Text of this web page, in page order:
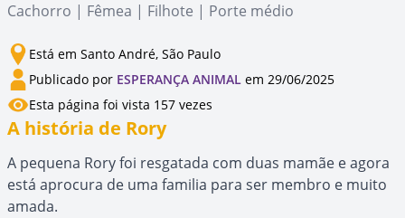
Cachorro | Fêmea | Filhote | Porte médio
Está em Santo André, São Paulo
Publicado por ESPERANÇA ANIMAL em 29/06/2025
Esta página foi vista 157 vezes
A história de Rory
A pequena Rory foi resgatada com duas mamãe e agora
está aprocura de uma familia para ser membro e muito
amada.